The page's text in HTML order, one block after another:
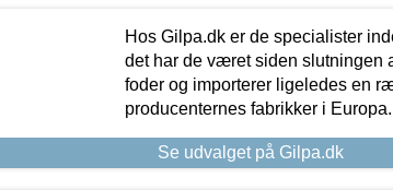
Hos Gilpa.dk er de specialister
det har de været siden slutningen
foder og importerer ligeledes en
producenternes fabrikker i
Se udvalget på Gilpa.dk